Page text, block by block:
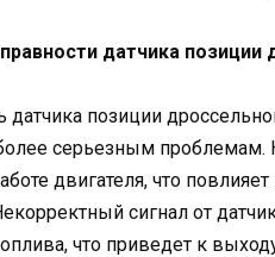
датчика позиции
датчика позиции
серьезным проблемам.
двигателя, что
сигнал от
что приведет к